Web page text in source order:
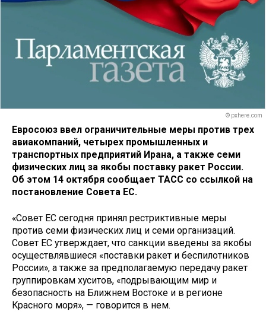
© pxhere.com
Евросоюз ввел ограничительные меры против трех
авиакомпаний, четырех промышленных и
транспортных предприятий Ирана, а также семи
физических лиц за якобы поставку ракет России.
Об этом 14 октября сообщает ТАСС со ссылкой на
постановление Совета ЕС.
«Совет ЕС сегодня принял рестриктивные меры
против семи физических лиц и семи организаций.
Совет ЕС утверждает, что санкции введены за якобы
осуществлявшиеся «поставки ракет и беспилотников
России», а также за предполагаемую передачу ракет
группировкам хуситов, «подрывающим мир и
безопасность на Ближнем Востоке и в регионе
Красного моря», — говорится в нем.